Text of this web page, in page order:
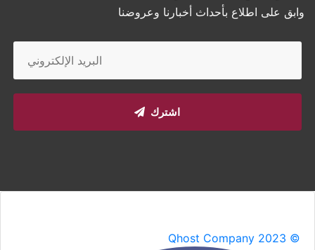
وابق على اطلاع بأحداث أخبارنا وعروضنا
اشترك
Qhost Company 2023 ©